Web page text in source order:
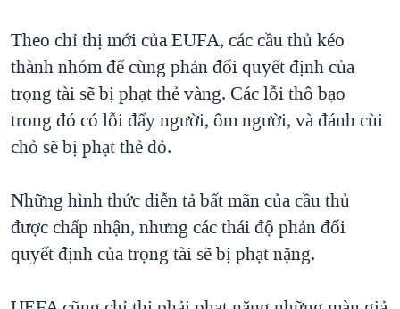
KHOA HỌC
VĂN HOÁ
THỂ THAO
GIẢI MÃ VÀNH ĐAI & CON ĐƯỜNG
NGÀY TỊ NẠN THẾ GIỚI
TRỊNH VĨNH BÌNH - NGƯỜI HẠ 'BÊN THẮNG CUỘC'
GROUND ZERO – XƯA VÀ NAY
CÁC GIÁ TRỊ CỘNG HÒA Ở VIỆT NAM
THƯỢNG ĐỈNH TRUMP-KIM TẠI VIỆT NAM
TRỊNH VĨNH BÌNH VS. CHÍNH PHỦ VIỆT NAM
MẠNG XÃ HỘI
Ngôn ngữ khác
Theo chỉ thị mới của EUFA, các cầu thủ kéo
thành nhóm để cùng phản đối quyết định của
trọng tài sẽ bị phạt thẻ vàng. Các lỗi thô bạo
trong đó có lỗi đẩy người, ôm người, và đánh cùi
chỏ sẽ bị phạt thẻ đỏ.
Những hình thức diễn tả bất mãn của cầu thủ
được chấp nhận, nhưng các thái độ phản đối
quyết định của trọng tài sẽ bị phạt nặng.